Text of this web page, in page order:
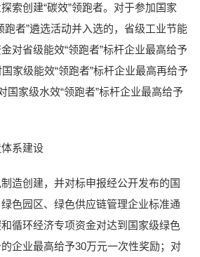
索创建“碳效”领跑者。对于参加国家
跑者”遴选活动并入选的，省级工业节能
对省级能效“领跑者”标杆企业最高给予
家级能效“领跑者”标杆企业最高再给予
国家级水效“领跑者”标杆企业最高给予
系建设
造创建，并对标申报经公开发布的国
色园区、绿色供应链管理企业标准通
循环经济专项资金对达到国家级绿色
企业最高给予30万元一次性奖励；对